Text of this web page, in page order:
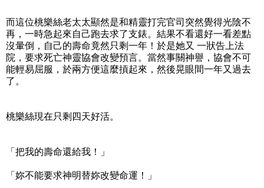
而這位桃樂絲老太太顯然是和精靈打完官司突然覺得光陰不
再，一時急起來自己跑去求了支錶。結果不看還好一看差點
沒暈倒，自己的壽命竟然只剩一年！於是她又 一狀告上法
院，要求死亡神靈協會改變預言。當然事關神譽，協會不可
能輕易屈服，於兩方便這麼摃起來，然後晃眼間一年又過去
了。
桃樂絲現在只剩四天好活。
「把我的壽命還給我！」
「妳不能要求神明替妳改變命運！」